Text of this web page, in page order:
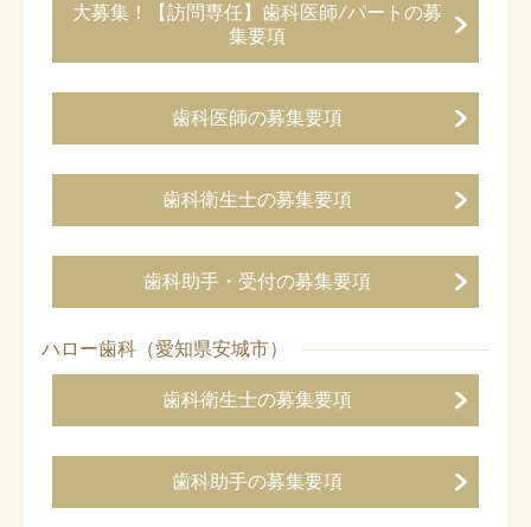
大募集！【訪問専任】歯科医師/パートの募
集要項
歯科医師の募集要項
歯科衛生士の募集要項
歯科助手・受付の募集要項
ハロー歯科（愛知県安城市）
歯科衛生士の募集要項
歯科助手の募集要項